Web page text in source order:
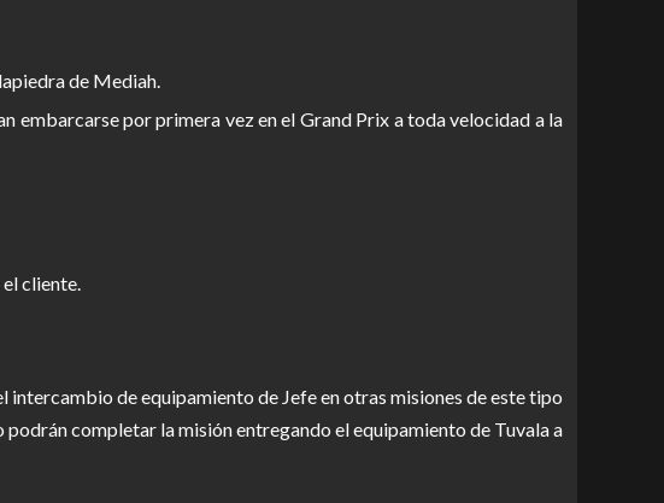
de Mediah.
embarcarse por primera vez en el Grand Prix a toda velocidad a la
cliente.
de equipamiento de Jefe en otras misiones de este tipo
completar la misión entregando el equipamiento de Tuvala a